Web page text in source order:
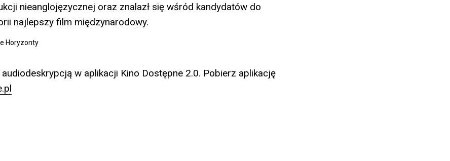
nieanglojęzycznej oraz znalazł się wśród kandydatów do
najlepszy film międzynarodowy.
Horyzonty
w aplikacji Kino Dostępne 2.0. Pobierz aplikację